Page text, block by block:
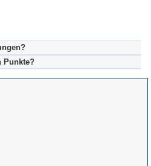
(Boogie)
Punkte?
nicht verpassen!
in Arbeit
Text oder Songliste)